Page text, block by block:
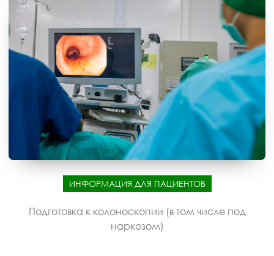
ИНФОРМАЦИЯ ДЛЯ ПАЦИЕНТОВ
Подготовка к колоноскопии (в том числе под
наркозом)